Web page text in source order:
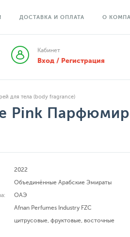
ДОСТАВКА И ОПЛАТА О
Кабинет
Вход / Регистрация
для тела (body fragrance)
Pink
2022
Объединённые Арабские Эмираты
ОАЭ
Afnan Perfumes Industry FZC
цитрусовые, фруктовые, восточные